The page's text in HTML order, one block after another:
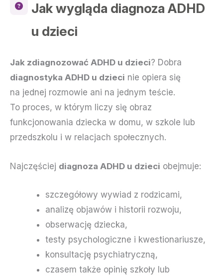
Jak wygląda diagnoza ADHD
u dzieci
Jak zdiagnozować ADHD u dzieci? Dobra
diagnostyka ADHD u dzieci nie opiera się
na jednej rozmowie ani na jednym teście.
To proces, w którym liczy się obraz
funkcjonowania dziecka w domu, w szkole lub
przedszkolu i w relacjach społecznych.
Najczęściej diagnoza ADHD u dzieci obejmuje:
szczegółowy wywiad z rodzicami,
analizę objawów i historii rozwoju,
obserwację dziecka,
testy psychologiczne i kwestionariusze,
konsultację psychiatryczną,
czasem także opinię szkoły lub